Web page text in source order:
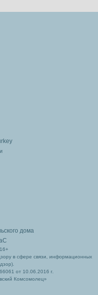
дома
в сфере связи, информационных
от 10.06.2016 г.
Комсомолец»